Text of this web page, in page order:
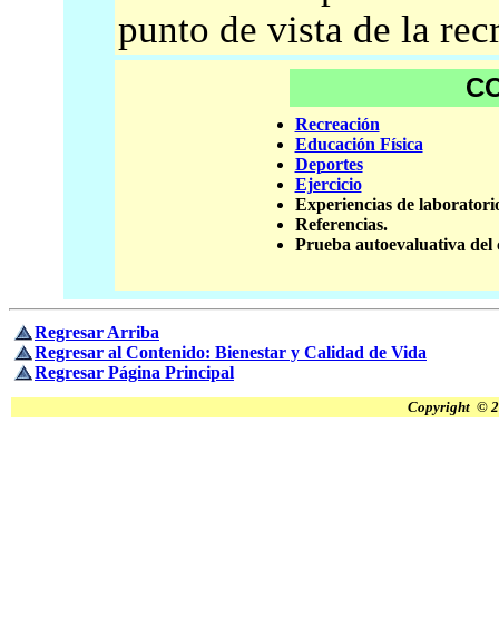
punto de vista de la
Recreación
Educación Física
Deportes
Ejercicio
Experiencias de
Referencias.
Prueba autoevaluativa del
Regresar Arriba
Regresar al Contenido: Bienestar y Calidad de Vida
Regresar Página Principal
Copyright ©